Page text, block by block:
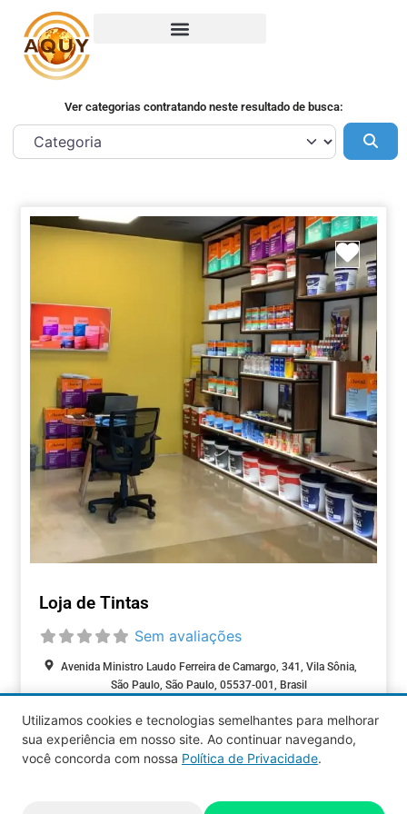
Ver categorias contratando neste resultado de busca:
Loja de Tintas
Sem avaliações
Avenida Ministro Laudo Ferreira de Camargo, 341, Vila Sônia,
São Paulo, São Paulo, 05537-001, Brasil
CASA &
CONSTRUÇÃO
Fechado agora:
Utilizamos cookies e tecnologias semelhantes para melhorar
sua experiência em nosso site. Ao continuar navegando,
você concorda com nossa Política de Privacidade.